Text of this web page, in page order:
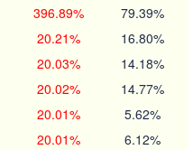
396.89% 79.39%
20.21% 16.80%
20.03% 14.18%
20.02% 14.77%
20.01% 5.62%
20.01% 6.12%